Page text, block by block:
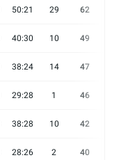
50:21 29 62
40:30 10 49
38:24 14 47
29:28 1 46
38:28 10 42
28:26 2 40